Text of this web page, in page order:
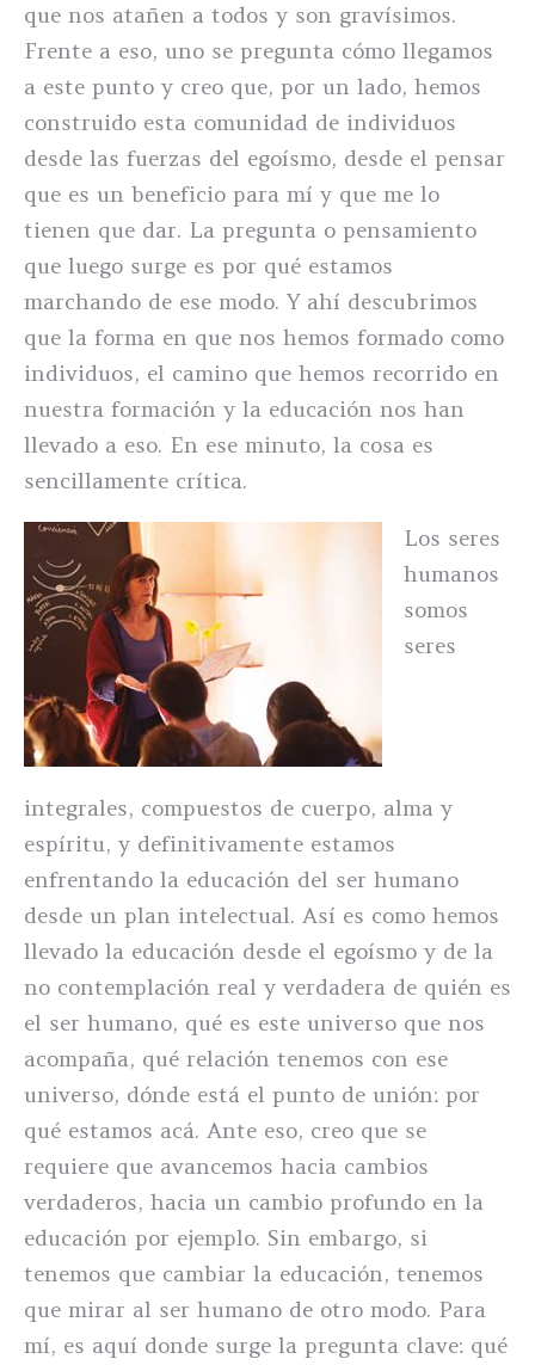
que nos atañen a todos y son gravísimos.
Frente a eso, uno se pregunta cómo llegamos
a este punto y creo que, por un lado, hemos
construido esta comunidad de individuos
desde las fuerzas del egoísmo, desde el pensar
que es un beneficio para mí y que me lo
tienen que dar. La pregunta o pensamiento
que luego surge es por qué estamos
marchando de ese modo. Y ahí descubrimos
que la forma en que nos hemos formado como
individuos, el camino que hemos recorrido en
nuestra formación y la educación nos han
llevado a eso. En ese minuto, la cosa es
sencillamente crítica.
Los seres
humanos
somos
seres
integrales, compuestos de cuerpo, alma y
espíritu, y definitivamente estamos
enfrentando la educación del ser humano
desde un plan intelectual. Así es como hemos
llevado la educación desde el egoísmo y de la
no contemplación real y verdadera de quién es
el ser humano, qué es este universo que nos
acompaña, qué relación tenemos con ese
universo, dónde está el punto de unión: por
qué estamos acá. Ante eso, creo que se
requiere que avancemos hacia cambios
verdaderos, hacia un cambio profundo en la
educación por ejemplo. Sin embargo, si
tenemos que cambiar la educación, tenemos
que mirar al ser humano de otro modo. Para
mí, es aquí donde surge la pregunta clave: qué